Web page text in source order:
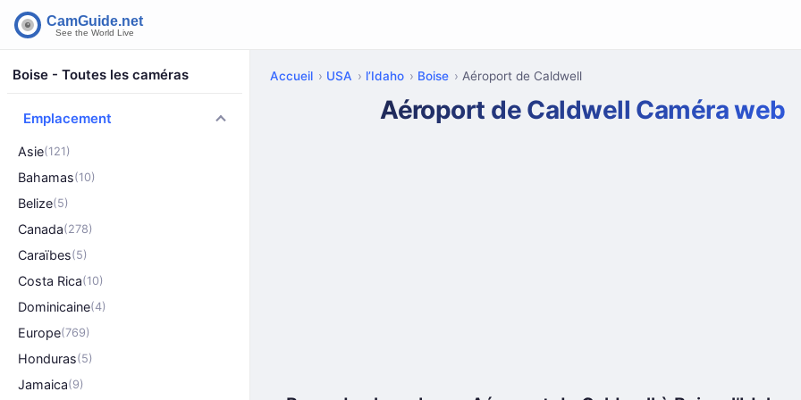
Boise - Toutes les caméras
Emplacement
Asie(121)
Bahamas(10)
Belize(5)
Canada(278)
Caraïbes(5)
Costa Rica(10)
Dominicaine(4)
Europe(769)
Honduras(5)
Jamaica(9)
Accueil USA l’Idaho Boise Aéroport de Caldwell
Aéroport de Caldwell Caméra web